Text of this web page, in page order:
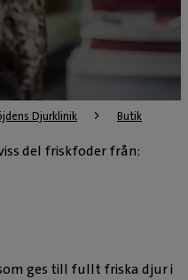
Djurklinik Butik
del friskfoder från:
ges till fullt friska djur i